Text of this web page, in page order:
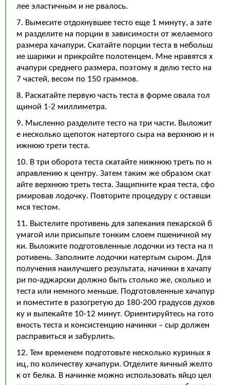
лее эластичным и не рвалось.
7. Вымесите отдохнувшее тесто еще 1 минуту, а зате
м разделите на порции в зависимости от желаемого
размера хачапури. Скатайте порции теста в небольш
ие шарики и прикройте полотенцем. Мне нравятся х
ачапури среднего размера, поэтому я делю тесто на
7 частей, весом по 150 граммов.
8. Раскатайте первую часть теста в форме овала тол
щиной 1-2 миллиметра.
9. Мысленно разделите тесто на три части. Выложит
е несколько щепоток натертого сыра на верхнюю и н
ижнюю трети теста.
10. В три оборота теста скатайте нижнюю треть по н
аправлению к центру. Затем таким же образом скат
айте верхнюю треть теста. Защипните края теста, сфо
рмировав лодочку. Повторите процедуру с оставши
мся тестом.
11. Выстелите противень для запекания пекарской б
умагой или присыпьте тонким слоем пшеничной му
ки. Выложите подготовленные лодочки из теста на п
ротивень. Заполните лодочки натертым сыром. Для
получения наилучшего результата, начинки в хачапу
ри по-аджарски должно быть столько же, сколько и
теста или немного меньше. Подготовленные хачапур
и поместите в разогретую до 180-200 градусов духов
ку и выпекайте 10-12 минут. Ориентируйтесь на гото
вность теста и консистенцию начинки – сыр должен
расправиться и забурлить.
12. Тем временем подготовьте несколько куриных я
иц, по количеству хачапури. Отделите яичный желто
к от белка. В начинке можно использовать яйцо цел